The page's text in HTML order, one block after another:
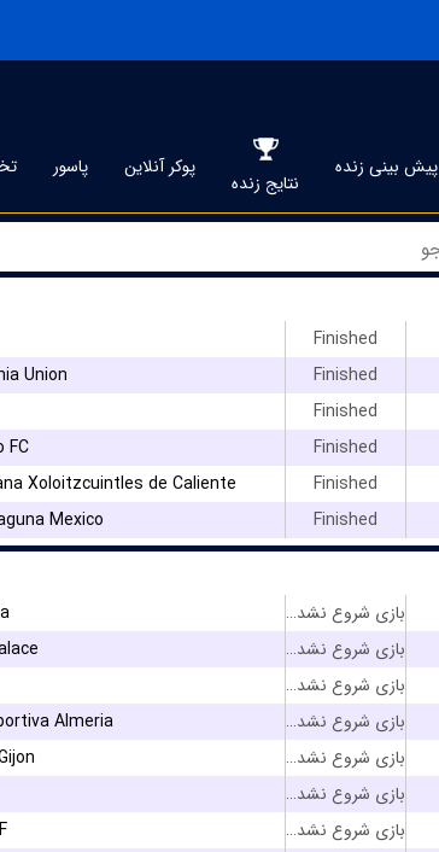
پیش بینی زنده
نتایج زنده
پوکر آنلاین پاسور
Finished
Union Finished
Finished
FC Finished
Xoloitzcuintles de Caliente Finished
Mexico Finished
بازی شروع نشده است
بازی شروع نشده است
بازی شروع نشده است
Almeria بازی شروع نشده است
بازی شروع نشده است
بازی شروع نشده است
بازی شروع نشده است